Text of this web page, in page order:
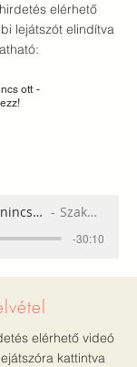
elérhető
lejátszót elindítva
ott -
A kő már nincs ott - Örvendezz! Szakács Sándor
-30:10
elérhető videó
kattintva